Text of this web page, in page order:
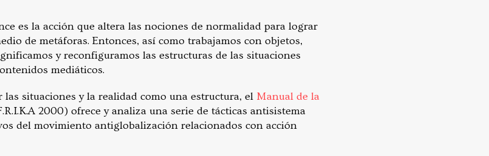
es la acción que altera las nociones de normalidad para lograr
de metáforas. Entonces, así como trabajamos con objetos,
y reconfiguramos las estructuras de las situaciones
mediáticos.
las situaciones y la realidad como una estructura, el Manual de la
2000) ofrece y analiza una serie de tácticas antisistema
del movimiento antiglobalización relacionados con acción